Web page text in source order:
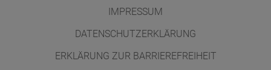
IMPRESSUM
DATENSCHUTZERKLÄRUNG
ERKLÄRUNG ZUR BARRIEREFREIHEIT